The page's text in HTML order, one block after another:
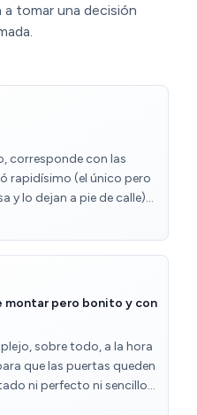
tomar una decisión
corresponde con las
rapidísimo (el único pero
y lo dejan a pie de calle)
tuve que esperar a que
cargar el! Por lo
genial!! Lo volvería a
montar pero bonito y con
sobre todo, a la hora
que las puertas queden
ni perfecto ni sencillo
me ha parecido